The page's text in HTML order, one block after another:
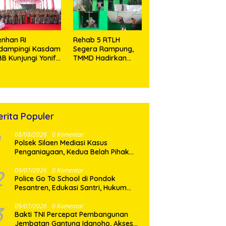
Tramadol
RI
Kasdam
Kunjungi Yonif
Rehab 5 RTLH
Segera Rampung,
TMMD Hadirkan
Populer
08/08/2026 0 Komentar
Polsek Silaen Mediasi Kasus
Penganiayaan, Kedua Belah Pihak
09/07/2026 0 Komentar
Police Go To School di Pondok
Pesantren, Edukasi Santri, Hukum
Muda
09/07/2026 0 Komentar
Bakti TNI Percepat Pembangunan
Jembatan Gantung Idanoho, Akses